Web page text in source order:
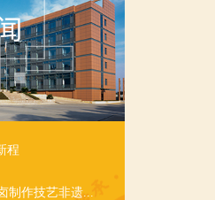
程
制作技艺非遗...